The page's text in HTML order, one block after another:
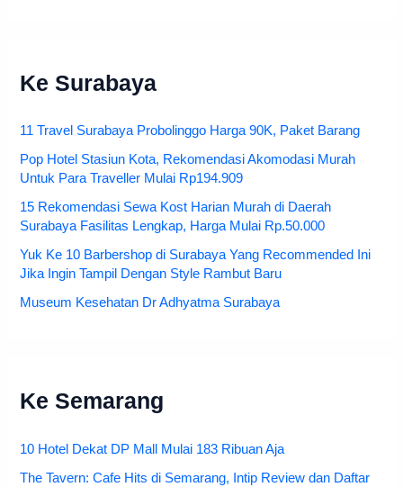
Ke Surabaya
11 Travel Surabaya Probolinggo Harga 90K, Paket Barang
Pop Hotel Stasiun Kota, Rekomendasi Akomodasi Murah
Untuk Para Traveller Mulai Rp194.909
15 Rekomendasi Sewa Kost Harian Murah di Daerah
Surabaya Fasilitas Lengkap, Harga Mulai Rp.50.000
Yuk Ke 10 Barbershop di Surabaya Yang Recommended Ini
Jika Ingin Tampil Dengan Style Rambut Baru
Museum Kesehatan Dr Adhyatma Surabaya
Ke Semarang
10 Hotel Dekat DP Mall Mulai 183 Ribuan Aja
The Tavern: Cafe Hits di Semarang, Intip Review dan Daftar